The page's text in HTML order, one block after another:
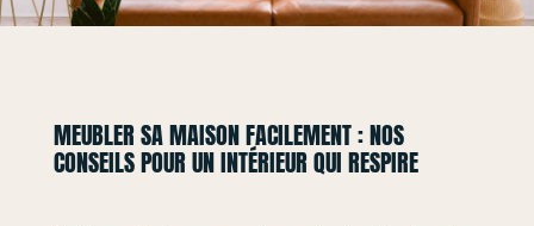
MEUBLER SA MAISON FACILEMENT : NOS
CONSEILS POUR UN INTÉRIEUR QUI RESPIRE